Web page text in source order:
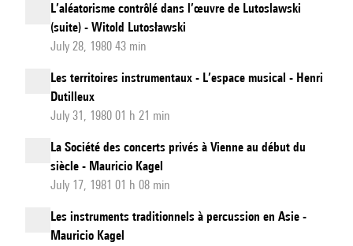
L’aléatorisme contrôlé dans l’œuvre de Lutoslawski
(suite) - Witold Lutosławski
July 28, 1980 43 min
Les territoires instrumentaux - L’espace musical - Henri
Dutilleux
July 31, 1980 01 h 21 min
La Société des concerts privés à Vienne au début du
siècle - Mauricio Kagel
July 17, 1981 01 h 08 min
Les instruments traditionnels à percussion en Asie -
Mauricio Kagel